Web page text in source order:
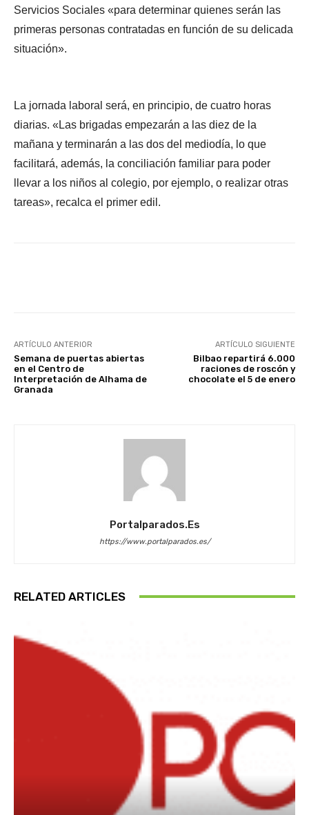
Servicios Sociales «para determinar quienes serán las
primeras personas contratadas en función de su delicada
situación».
La jornada laboral será, en principio, de cuatro horas
diarias. «Las brigadas empezarán a las diez de la
mañana y terminarán a las dos del mediodía, lo que
facilitará, además, la conciliación familiar para poder
llevar a los niños al colegio, por ejemplo, o realizar otras
tareas», recalca el primer edil.
ARTÍCULO ANTERIOR
Semana de puertas abiertas
en el Centro de
Interpretación de Alhama de
Granada
ARTÍCULO SIGUIENTE
Bilbao repartirá 6.000
raciones de roscón y
chocolate el 5 de enero
Portalparados.es
https://www.portalparados.es/
RELATED ARTICLES